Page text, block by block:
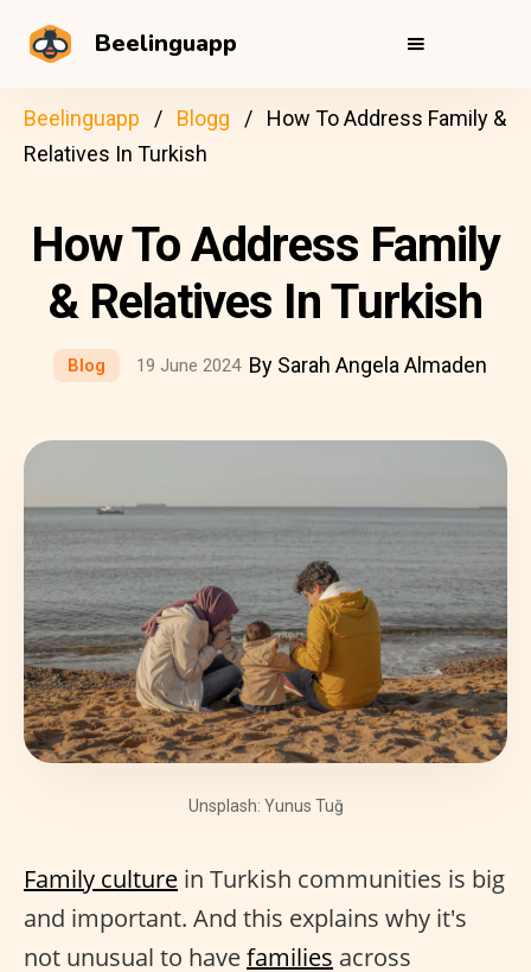
Beelinguapp
Beelinguapp Blogg
How To Address Family &
Relatives In Turkish
How To Address Family
& Relatives In Turkish
Blog 19 June 2024 By Sarah Angela Almaden
Unsplash: Yunus Tuğ
Family culture in Turkish communities is big
and important. And this explains why it's
not unusual to havefamilies across